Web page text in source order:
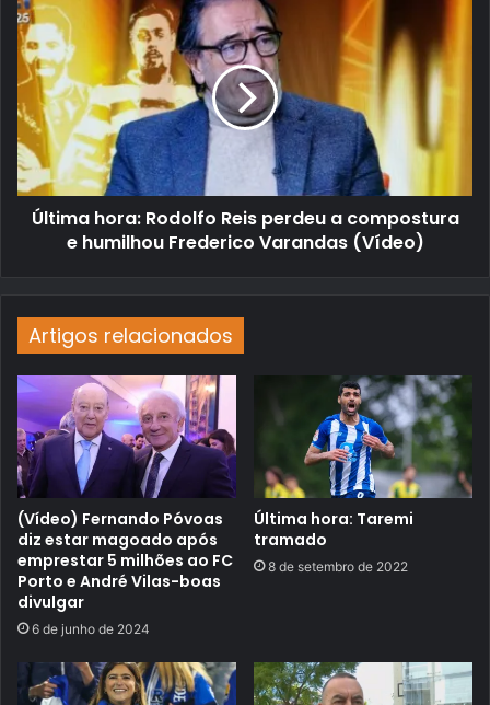
Última hora: Rodolfo Reis perdeu a compostura
e humilhou Frederico Varandas (Vídeo)
Artigos relacionados
(Vídeo) Fernando Póvoas
diz estar magoado após
emprestar 5 milhões ao FC
Porto e André Vilas-boas
divulgar
6 de junho de 2024
Última hora: Taremi
tramado
8 de setembro de 2022